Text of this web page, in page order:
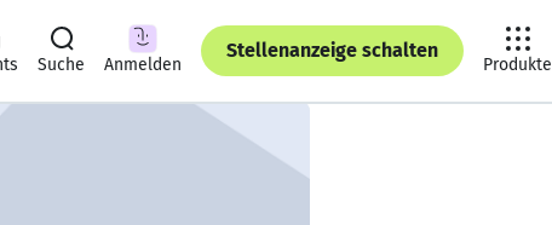
Suche Anmelden
Stellenanzeige schalten
Produkte